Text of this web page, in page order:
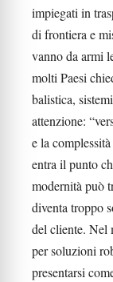
impiegati in
di frontiera e
vanno da armi
molti Paesi
balistica,
attenzione:
e la
entra il punto
modernità può
diventa troppo
del cliente. Nel
per soluzioni
presentarsi